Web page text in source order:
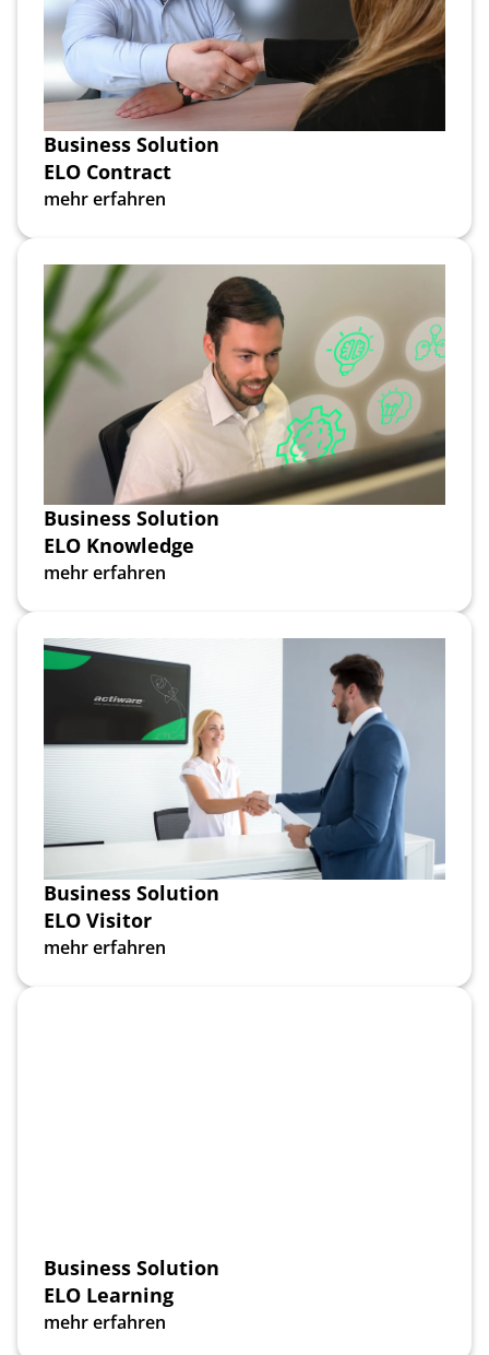
Business Solution
ELO Contract
mehr erfahren
Business Solution
ELO Knowledge
mehr erfahren
Business Solution
ELO Visitor
mehr erfahren
Business Solution
ELO Learning
mehr erfahren